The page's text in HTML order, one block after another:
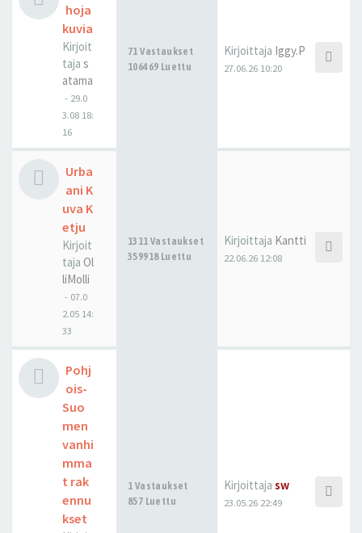
hoja
kuvia
Kirjoit
taja s
atama
- 29.0
3.08 18:
16
71 Vastaukset
106469 Luettu
Kirjoittaja Iggy.P
27.06.26 10:20
Urba
ani K
uva K
etju
Kirjoit
taja Ol
liMolli
- 07.0
2.05 14:
33
1311 Vastaukset
359918 Luettu
Kirjoittaja Kantti
22.06.26 12:08
Pohj
ois-
Suo
men
vanhi
mma
t rak
ennu
kset
1 Vastaukset
857 Luettu
Kirjoittaja sw
23.05.26 22:49